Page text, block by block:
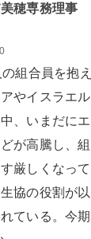
穂専務理事
組合員を抱え
やイスラエル
、いまだにエ
が高騰し、組
厳しくなって
協の役割が以
ている。今期